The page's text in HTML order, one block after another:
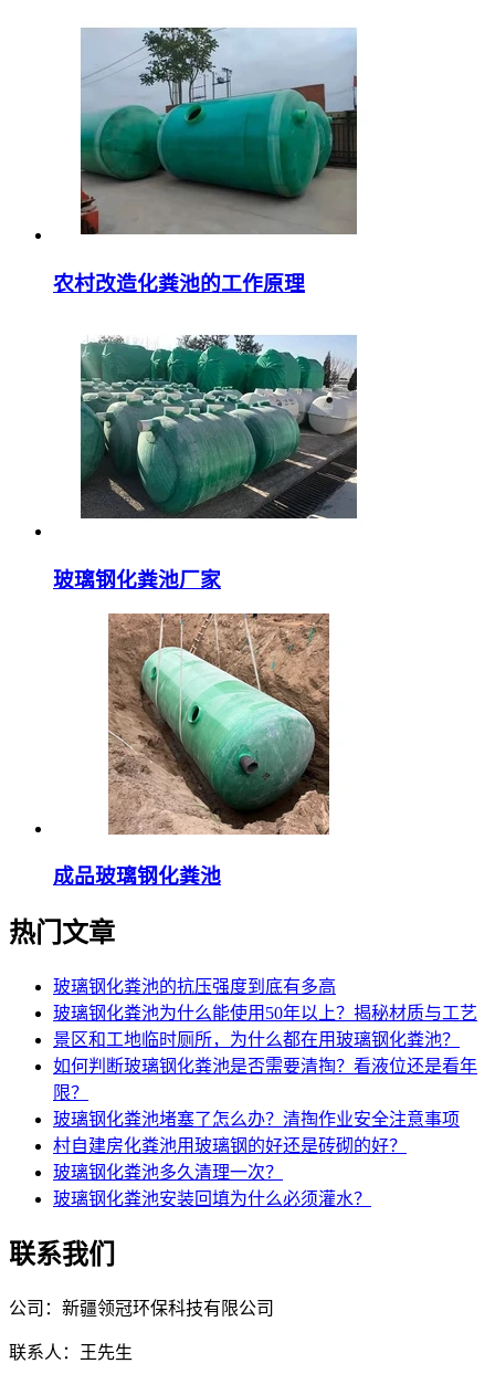
农村改造化粪池的工作原理
玻璃钢化粪池厂家
成品玻璃钢化粪池
热门文章
玻璃钢化粪池的抗压强度到底有多高
玻璃钢化粪池为什么能使用50年以上？揭秘材质与工艺
景区和工地临时厕所，为什么都在用玻璃钢化粪池？
如何判断玻璃钢化粪池是否需要清掏？看液位还是看年
限？
玻璃钢化粪池堵塞了怎么办？清掏作业安全注意事项
村自建房化粪池用玻璃钢的好还是砖砌的好？
玻璃钢化粪池多久清理一次？
玻璃钢化粪池安装回填为什么必须灌水？
联系我们
公司：新疆领冠环保科技有限公司
联系人：王先生